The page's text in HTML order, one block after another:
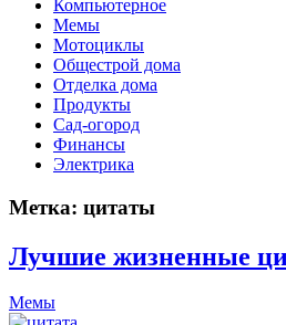
Компьютерное
Мемы
Мотоциклы
Общестрой дома
Отделка дома
Продукты
Сад-огород
Финансы
Электрика
Метка: цитаты
Лучшие жизненные
Мемы